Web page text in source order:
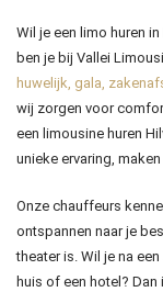
Wil je een limo huren
ben je bij Vallei
huwelijk, gala,
wij zorgen voor
een limousine huren
unieke ervaring,
Onze chauffeurs
ontspannen naar je
theater is. Wil je na
huis of een hotel?